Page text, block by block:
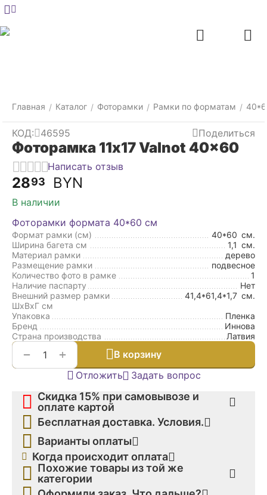
Главная / Каталог / Фоторамки / Рамки по форматам /
КОД: 46595 Поделиться
Фоторамка 11x17 Valnot 40x60
Написать отзыв
2893 BYN
В наличии
Фоторамки формата 40*60 см
Формат рамки (см) 40*60 см.
Ширина багета см
1,1 см.
Материал рамки
дерево
Размещение рамки
подвесное
Количество фото в рамке
1
Наличие паспарту
Нет
Внешний размер рамки
ШxВxГ см
41,4*61,4*1,7 см.
Упаковка
Пленка
Бренд
Иннова
Страна производства
Латвия
+
−
В корзину
Отложить
Задать вопрос
Скидка 15% при самовывозе и
оплате картой
Бесплатная доставка. Условия.
Варианты оплаты
Когда происходит оплата
Похожие товары из той же
категории